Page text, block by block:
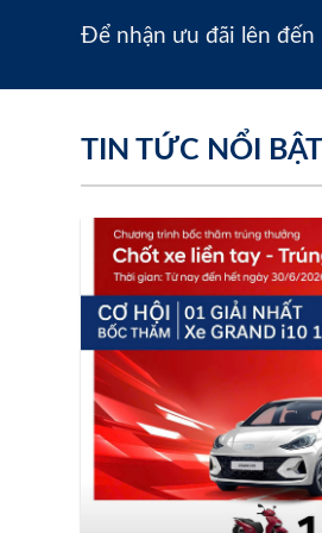
Để nhận ưu đãi lên đến
TIN TỨC NỔI BẬT